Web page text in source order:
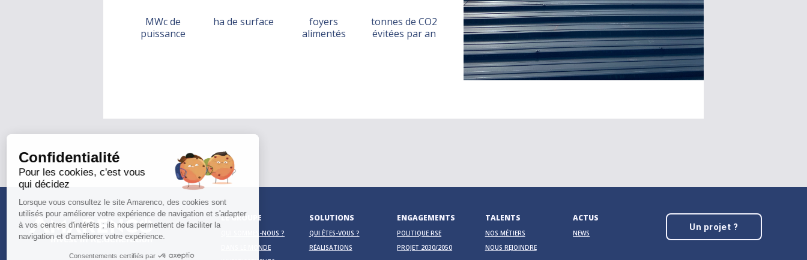
MWc de
puissance
ha de surface
foyers
alimentés
tonnes de CO2
évitées par an
LE GROUPE
QUI SOMMES-NOUS ?
DANS LE MONDE
SOLUTIONS
QUI ÊTES-VOUS ?
RÉALISATIONS
ENGAGEMENTS
POLITIQUE RSE
PROJET 2030/2050
TALENTS
NOS MÉTIERS
NOUS REJOINDRE
ACTUS
NEWS
Un projet ?
Confidentialité
Pour les cookies, c'est vous
qui décidez
Lorsque vous consultez le site Amarenco, des cookies sont
utilisés pour améliorer votre expérience de navigation et s'adapter
à vos centres d'intérêts ; ils nous permettent de faciliter la
navigation et d'améliorer votre expérience.
Consentements certifiés par